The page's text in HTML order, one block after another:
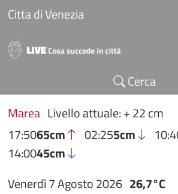
Salta al contenuto principale
Citta di Venezia
Cerca
Marea Livello attuale: + 22 cm
17:5065cm 02:255cm
14:0045cm
Venerdì 7 Agosto 2026 26,7°C